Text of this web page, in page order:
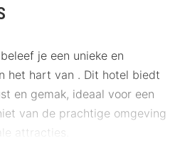
je een unieke en
het hart van . Dit hotel biedt
en gemak, ideaal voor een
van de prachtige omgeving
attracties.